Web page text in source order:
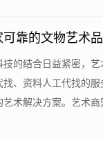
靠的文物艺术品
的结合日益紧密，
、资料人工代找的
术解决方案。艺术